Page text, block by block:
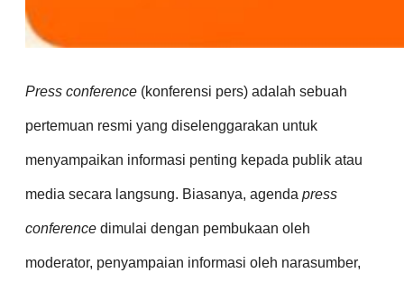
Press conference (konferensi pers) adalah sebuah
pertemuan resmi yang diselenggarakan untuk
menyampaikan informasi penting kepada publik atau
media secara langsung. Biasanya, agenda press
conference dimulai dengan pembukaan oleh
moderator, penyampaian informasi oleh narasumber,